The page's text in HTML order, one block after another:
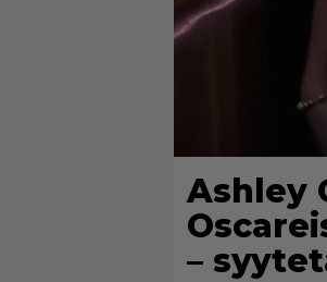
Ashley
–